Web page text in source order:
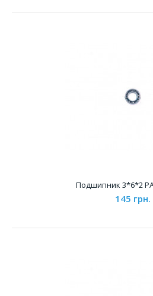
Подшипник 3*6*2
145 грн.